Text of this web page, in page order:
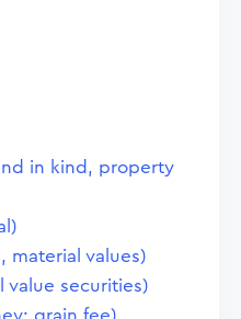
in kind, property
material values)
value securities)
grain fee)